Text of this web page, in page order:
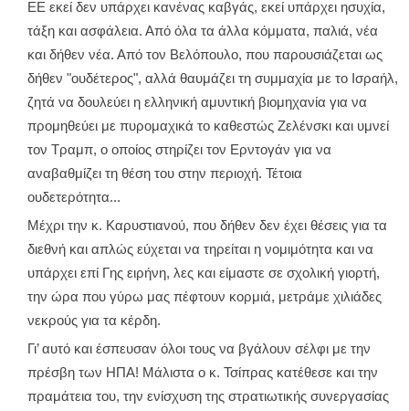
ΕΕ εκεί δεν υπάρχει κανένας καβγάς, εκεί υπάρχει ησυχία,
τάξη και ασφάλεια. Από όλα τα άλλα κόμματα, παλιά, νέα
και δήθεν νέα. Από τον Βελόπουλο, που παρουσιάζεται ως
δήθεν "ουδέτερος", αλλά θαυμάζει τη συμμαχία με το Ισραήλ,
ζητά να δουλεύει η ελληνική αμυντική βιομηχανία για να
προμηθεύει με πυρομαχικά το καθεστώς Ζελένσκι και υμνεί
τον Τραμπ, ο οποίος στηρίζει τον Ερντογάν για να
αναβαθμίζει τη θέση του στην περιοχή. Τέτοια
ουδετερότητα...
Μέχρι την κ. Καρυστιανού, που δήθεν δεν έχει θέσεις για τα
διεθνή και απλώς εύχεται να τηρείται η νομιμότητα και να
υπάρχει επί Γης ειρήνη, λες και είμαστε σε σχολική γιορτή,
την ώρα που γύρω μας πέφτουν κορμιά, μετράμε χιλιάδες
νεκρούς για τα κέρδη.
Γι’ αυτό και έσπευσαν όλοι τους να βγάλουν σέλφι με την
πρέσβη των ΗΠΑ! Μάλιστα ο κ. Τσίπρας κατέθεσε και την
πραμάτεια του, την ενίσχυση της στρατιωτικής συνεργασίας